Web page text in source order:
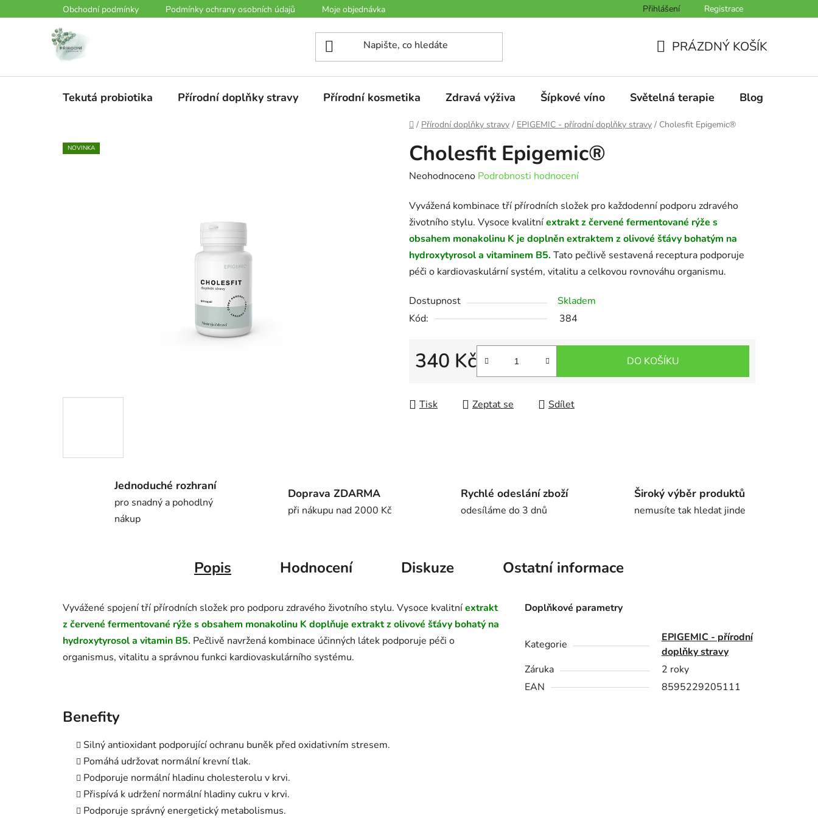
na
Obchodní podmínky Podmínky ochrany osobních údajů Moje objednávka Přihlášení Registrace
KOŠÍK
PRÁZDNÝ KOŠÍK
Tekutá probiotika Přírodní doplňky stravy Přírodní kosmetika Zdravá výživa Šípkové víno Světelná terapie Blog
Domů
/ Přírodní doplňky stravy / EPIGEMIC - přírodní doplňky stravy / Cholesfit Epigemic®
Cholesfit Epigemic®
Průměrné
produktu
je
0,0
z
5
Neohodnoceno Podrobnosti hodnocení
Vyvážená kombinace tří přírodních složek pro každodenní podporu zdravého
životního stylu. Vysoce kvalitníextrakt z červené fermentované rýže s
obsahem monakolinu K je doplněn extraktem z olivové šťávy bohatým na
hydroxytyrosol a vitaminem B5.Tato pečlivě sestavená receptura podporuje
péči o kardiovaskulární systém, vitalitu a celkovou rovnováhu organismu.
Dostupnost
Skladem
Kód:
384
340 Kč DO KOŠÍKU
Tisk Zeptat se Sdílet
NOVINKA
Jednoduché rozhraní
pro snadný a pohodlný
nákup
Doprava ZDARMA
při nákupu nad 2000 Kč
Rychlé odeslání zboží
odesíláme do 3 dnů
Široký výběr produktů
nemusíte tak hledat jinde
Popis Hodnocení Diskuze Ostatní informace
Vyvážené spojení tří přírodních složek pro podporu zdravého životního stylu. Vysoce kvalitníextrakt
z červené fermentované rýže s obsahem monakolinu K doplňuje extrakt z olivové šťávy bohatý na
hydroxytyrosol a vitamin B5. Pečlivě navržená kombinace účinných látek podporuje péči o
organismus, vitalitu a správnou funkci kardiovaskulárního systému.
Benefity
Silný antioxidant podporující ochranu buněk před oxidativním stresem.
Pomáhá udržovat normální krevní tlak.
Podporuje normální hladinu cholesterolu v krvi.
Přispívá k udržení normální hladiny cukru v krvi.
Podporuje správný energetický metabolismus.
Doplňkové parametry
Kategorie
EPIGEMIC - přírodní
doplňky stravy
Záruka
2 roky
EAN
8595229205111